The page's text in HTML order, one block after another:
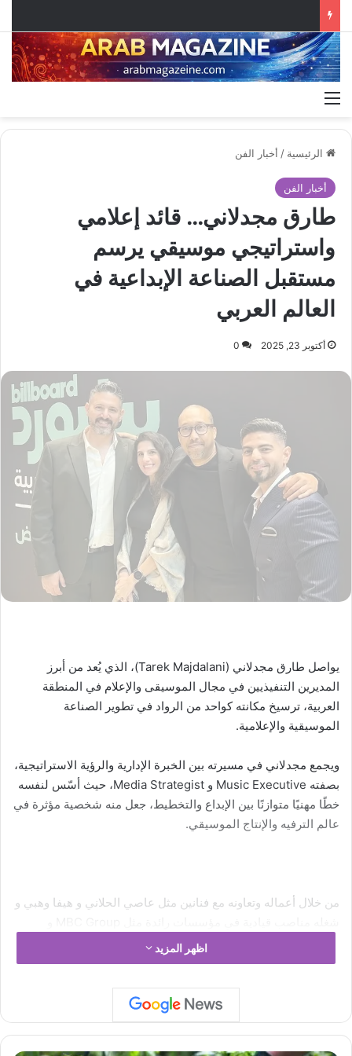
الرئيسية / أخبار الفن
أخبار الفن
طارق مجدلاني… قائد إعلامي
واستراتيجي موسيقي يرسم
مستقبل الصناعة الإبداعية في
العالم العربي
أكتوبر 23, 2025 0
يواصل طارق مجدلاني (Tarek Majdalani)، الذي يُعد من أبرز
المديرين التنفيذيين في مجال الموسيقى والإعلام في المنطقة
العربية، ترسيخ مكانته كواحد من الرواد في تطوير الصناعة
الموسيقية والإعلامية.
ويجمع مجدلاني في مسيرته بين الخبرة الإدارية والرؤية الاستراتيجية،
بصفته Music Executive و Media Strategist، حيث أسّس لنفسه
خطًا مهنيًا متوازنًا بين الإبداع والتخطيط، جعل منه شخصية مؤثرة في
عالم الترفيه والإنتاج الموسيقي.
من خلال أعماله وتعاونه مع فنانين مثل عاصي الحلاني و هيفا وهبي و
Warner Music Group، استطاع طارق مجدلاني أن يكون عنصرًا
فاعلًا في دعم المواهب الشابة، وإطلاق مشاريع موسيقية و اعلامية
اظهر المزيد